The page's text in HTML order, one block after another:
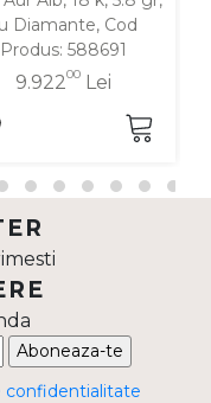
Diamante, Cod
Produs: 588691
9.92200Lei
Aboneaza-te
confidentialitate